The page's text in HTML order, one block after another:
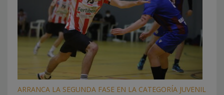
ARRANCA LA SEGUNDA FASE EN LA CATEGORÍA JUVENIL